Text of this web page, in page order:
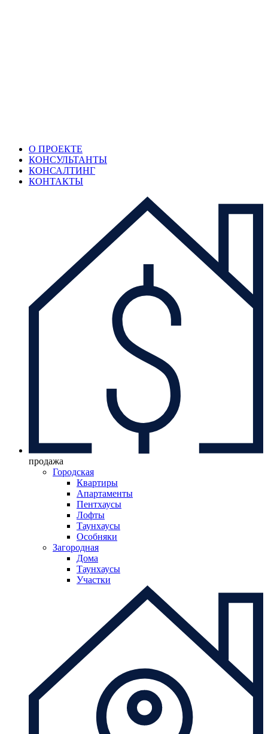
О ПРОЕКТЕ
КОНСУЛЬТАНТЫ
КОНСАЛТИНГ
КОНТАКТЫ
продажа
Городская
Квартиры
Апартаменты
Пентхаусы
Лофты
Таунхаусы
Особняки
Загородная
Дома
Таунхаусы
Участки